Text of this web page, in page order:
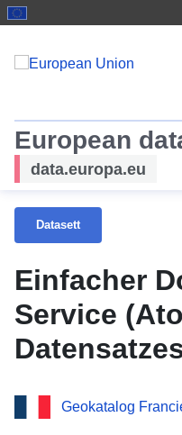
European
data.europa.eu
Datasett
Einfacher
Service
Corrèze und
Geokatalog